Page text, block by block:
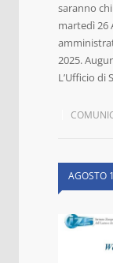
saranno
martedì 26
2025.
L’Ufficio di
AGOSTO